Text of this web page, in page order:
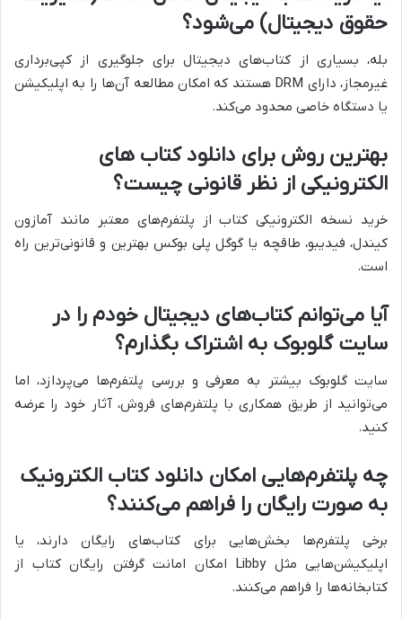
حقوق دیجیتال) می‌شود؟
بله، بسیاری از کتاب‌های دیجیتال برای جلوگیری از کپی‌برداری
غیرمجاز، دارای DRM هستند که امکان مطالعه آن‌ها را به اپلیکیشن
یا دستگاه خاصی محدود می‌کند.
بهترین روش برای دانلود کتاب های
الکترونیکی از نظر قانونی چیست؟
خرید نسخه الکترونیکی کتاب از پلتفرم‌های معتبر مانند آمازون
کیندل، فیدیبو، طاقچه یا گوگل پلی بوکس بهترین و قانونی‌ترین راه
است.
آیا می‌توانم کتاب‌های دیجیتال خودم را در
سایت گلوبوک به اشتراک بگذارم؟
سایت گلوبوک بیشتر به معرفی و بررسی پلتفرم‌ها می‌پردازد، اما
می‌توانید از طریق همکاری با پلتفرم‌های فروش، آثار خود را عرضه
کنید.
چه پلتفرم‌هایی امکان دانلود کتاب الکترونیک
به صورت رایگان را فراهم می‌کنند؟
برخی پلتفرم‌ها بخش‌هایی برای کتاب‌های رایگان دارند، یا
اپلیکیشن‌هایی مثل Libby امکان امانت گرفتن رایگان کتاب از
کتابخانه‌ها را فراهم می‌کنند.